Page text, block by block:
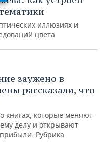
иллюзиях и
цвета
заужено в
рассказали, что
книгах, которые меняют
делу и открывают
Рубрика